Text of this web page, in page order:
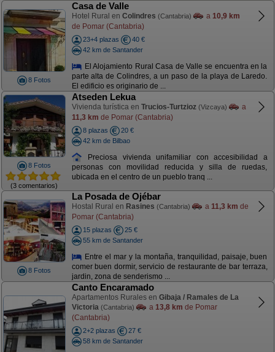
8 Fotos
Casa de Valle
Hotel Rural en Colindres (Cantabria) a 10,9 km
de Pomar (Cantabria)
23+4 plazas
40 €
42 km de Santander
El Alojamiento Rural Casa de Valle se encuentra en la
parte alta de Colindres, a un paso de la playa de Laredo.
El edificio es originario de ...
8 Fotos
(3 comentarios)
Atseden Lekua
Vivienda turística en Trucios-Turtzioz (Vizcaya)
a
11,3 km de Pomar (Cantabria)
8 plazas
20 €
42 km de Bilbao
Preciosa vivienda unifamiliar con accesibilidad a
personas con movilidad reducida y silla de ruedas,
ubicada en el centro de un pueblo tranq ...
8 Fotos
La Posada de Ojébar
Hostal Rural en Rasines (Cantabria) a 11,3 km de
Pomar (Cantabria)
15 plazas
25 €
55 km de Santander
Entre el mar y la montaña, tranquilidad, paisaje, buen
comer buen dormir, servicio de restaurante de bar terraza,
jardin, zona de senderismo ...
Canto Encaramado
Apartamentos Rurales en Gibaja / Ramales de La
Victoria (Cantabria) a 13,8 km de Pomar
(Cantabria)
2+2 plazas
27 €
58 km de Santander